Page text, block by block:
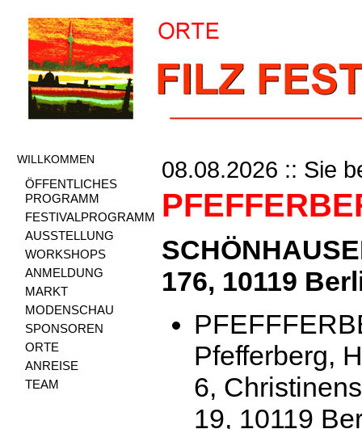
WILLKOMMEN
ÖFFENTLICHES
PROGRAMM
FESTIVALPROGRAMM
AUSSTELLUNG
WORKSHOPS
ANMELDUNG
MARKT
MODENSCHAU
SPONSOREN
ORTE
ANREISE
TEAM
08.08.2026 :: Sie
176, 10119
Pfefferberg,
6,
19, 10119